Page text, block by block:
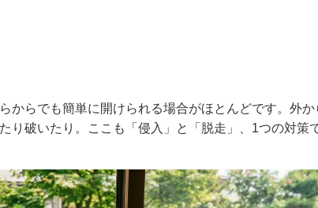
からでも簡単に開けられる場合がほとんどです。外か
り破いたり。ここも「侵入」と「脱走」、1つの対策